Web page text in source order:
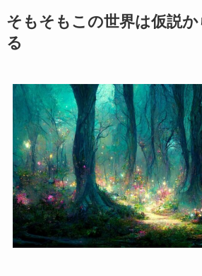
そもそもこの世界は仮説
る